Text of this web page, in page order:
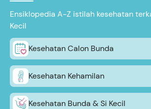
Ensiklopedia A-Z istilah kesehatan
Kecil
Kesehatan Calon Bunda
Kesehatan Kehamilan
Kesehatan Bunda & Si Kecil